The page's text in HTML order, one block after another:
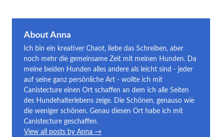
About Anna
Ich bin ein kreativer Chaot, liebe das Schreiben, aber
noch mehr die gemeinsame Zeit mit meinen Hunden. Da
meine beiden Hunden alles andere als leicht sind - jeder
auf seine ganz persönliche Art - wollte ich mit
Canistecture einen Ort schaffen an dem ich alle Seiten
des Hundehalterlebens zeige. Die Schönen, genauso wie
die weniger schönen. Genau diesen Ort habe ich mit
Canistecture geschaffen.
View all posts by Anna →